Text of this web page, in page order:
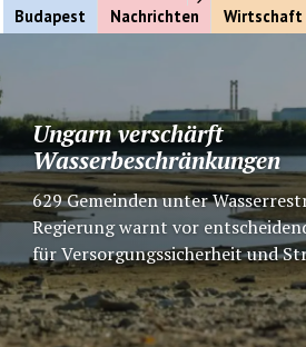
Budapest Nachrichten
Menü öffnen
Wirtschaft
Ungarn verschärft
Wasserbeschränkungen
629 Gemeinden unter
Regierung warnt vor
für Versorgungssicherheit und
Budapest/Paks. Die anhaltende
extreme Dürre verschärfen die…
Aus einer
eine Familie
Seit 25 Jahren verbindet die
Marktgemeinde Eggolsheim und
Jászszentlászló weit mehr als
Partnerschaftsvertrag. Aus
entstanden Freundschaften,
sogar…